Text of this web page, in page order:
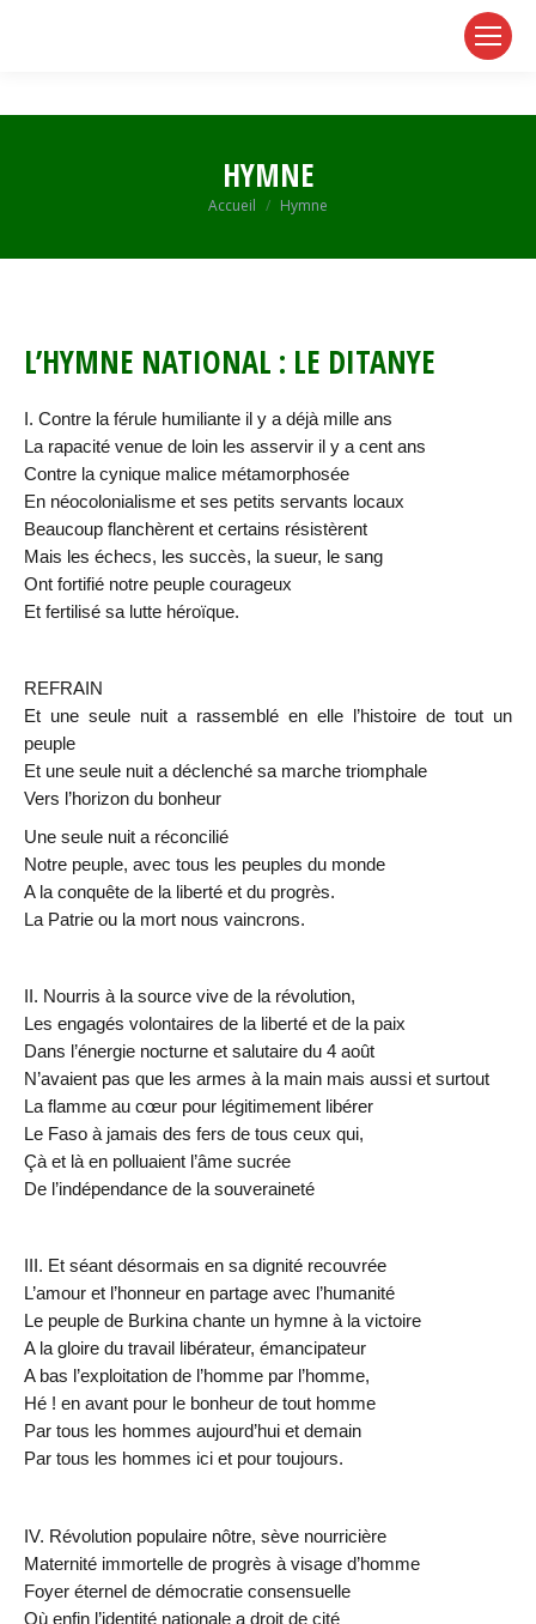
HYMNE
Vous êtes ici :
Accueil Hymne
L’HYMNE NATIONAL : LE DITANYE
I. Contre la férule humiliante il y a déjà mille ans
La rapacité venue de loin les asservir il y a cent ans
Contre la cynique malice métamorphosée
En néocolonialisme et ses petits servants locaux
Beaucoup flanchèrent et certains résistèrent
Mais les échecs, les succès, la sueur, le sang
Ont fortifié notre peuple courageux
Et fertilisé sa lutte héroïque.
REFRAIN
Et une seule nuit a rassemblé en elle l’histoire de tout un
peuple
Et une seule nuit a déclenché sa marche triomphale
Vers l’horizon du bonheur
Une seule nuit a réconcilié
Notre peuple, avec tous les peuples du monde
A la conquête de la liberté et du progrès.
La Patrie ou la mort nous vaincrons.
II. Nourris à la source vive de la révolution,
Les engagés volontaires de la liberté et de la paix
Dans l’énergie nocturne et salutaire du 4 août
N’avaient pas que les armes à la main mais aussi et surtout
La flamme au cœur pour légitimement libérer
Le Faso à jamais des fers de tous ceux qui,
Çà et là en polluaient l’âme sucrée
De l’indépendance de la souveraineté
III. Et séant désormais en sa dignité recouvrée
L’amour et l’honneur en partage avec l’humanité
Le peuple de Burkina chante un hymne à la victoire
A la gloire du travail libérateur, émancipateur
A bas l’exploitation de l’homme par l’homme,
Hé ! en avant pour le bonheur de tout homme
Par tous les hommes aujourd’hui et demain
Par tous les hommes ici et pour toujours.
IV. Révolution populaire nôtre, sève nourricière
Maternité immortelle de progrès à visage d’homme
Foyer éternel de démocratie consensuelle
Où enfin l’identité nationale a droit de cité